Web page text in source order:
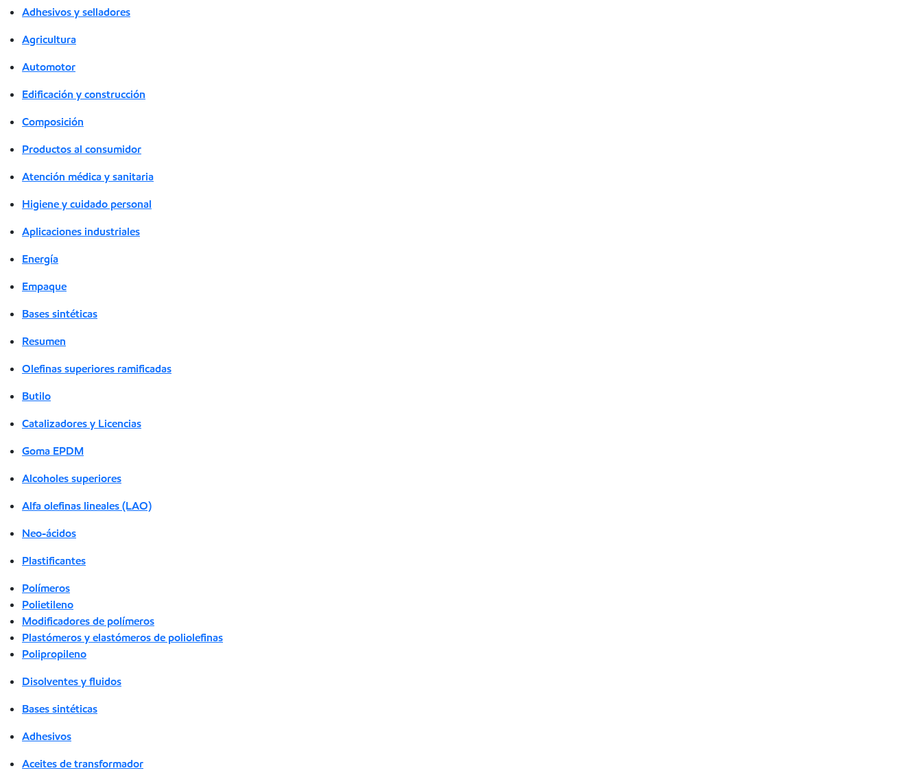
Adhesivos y selladores
Agricultura
Automotor
Edificación y construcción
Composición
Productos al consumidor
Atención médica y sanitaria
Higiene y cuidado personal
Aplicaciones industriales
Energía
Empaque
Bases sintéticas
Resumen
Olefinas superiores ramificadas
Butilo
Catalizadores y Licencias
Goma EPDM
Alcoholes superiores
Alfa olefinas lineales (LAO)
Neo-ácidos
Plastificantes
Polímeros
Polietileno
Modificadores de polímeros
Plastómeros y elastómeros de poliolefinas
Polipropileno
Disolventes y fluidos
Bases sintéticas
Adhesivos
Aceites de transformador